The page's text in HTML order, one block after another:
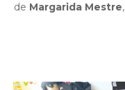
de Margarida Mestre